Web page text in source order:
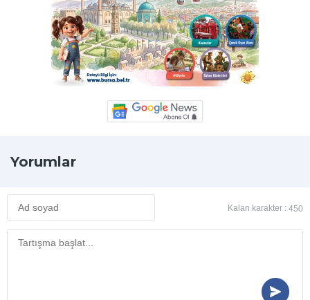
Yorumlar
Kalan karakter : 450